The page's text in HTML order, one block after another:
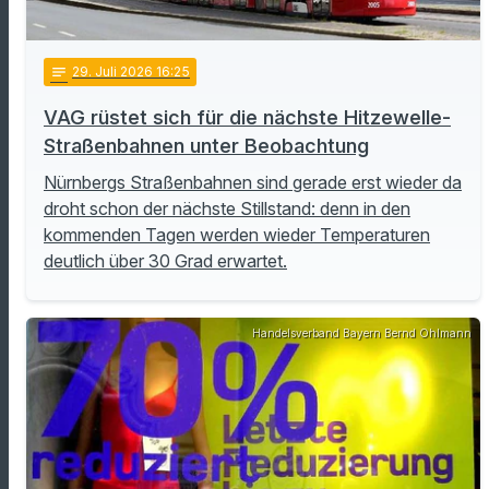
notes 29. Juli 2026 16:25
VAG rüstet sich für die nächste Hitzewelle-
Straßenbahnen unter Beobachtung
Nürnbergs Straßenbahnen sind gerade erst wieder da
droht schon der nächste Stillstand: denn in den
kommenden Tagen werden wieder Temperaturen
deutlich über 30 Grad erwartet.
Handelsverband Bayern Bernd Ohlmann